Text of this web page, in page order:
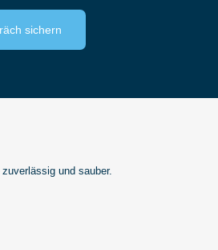
sichern
und sauber.